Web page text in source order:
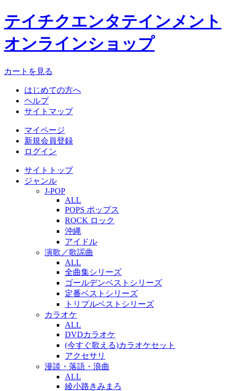
テイチクエンタテインメント
オンラインショップ
カートを見る
はじめての方へ
ヘルプ
サイトマップ
マイページ
新規会員登録
ログイン
サイトトップ
ジャンル
J-POP
ALL
POPS ポップス
ROCK ロック
沖縄
アイドル
演歌／歌謡曲
ALL
全曲集シリーズ
ゴールデンベストシリーズ
定番ベストシリーズ
トリプルベストシリーズ
カラオケ
ALL
DVDカラオケ
(今すぐ歌える)カラオケセット
アクセサリ
漫談・落語・浪曲
ALL
綾小路きみまろ